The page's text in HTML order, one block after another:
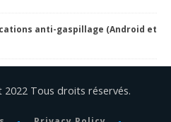
anti-gaspillage (Android et
Tous droits réservés.